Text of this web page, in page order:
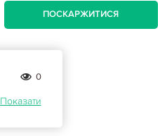
ПОСКАРЖИТИСЯ
0
Показати